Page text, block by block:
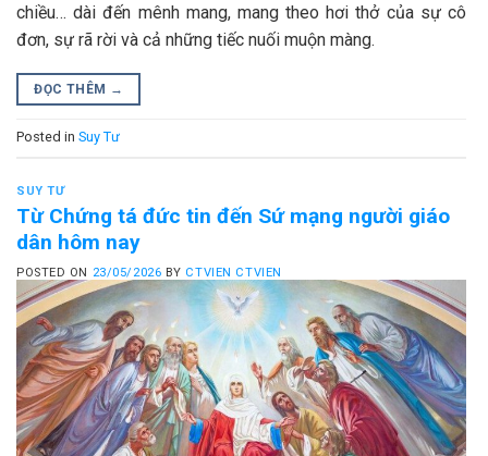
chiều… dài đến mênh mang, mang theo hơi thở của sự cô
đơn, sự rã rời và cả những tiếc nuối muộn màng.
ĐỌC THÊM →
Posted in Suy Tư
SUY TƯ
Từ Chứng tá đức tin đến Sứ mạng người giáo
dân hôm nay
POSTED ON 23/05/2026 BY CTVIEN CTVIEN